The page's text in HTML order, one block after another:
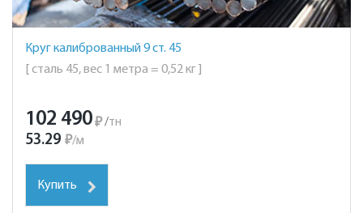
Круг калиброванный 9 ст. 45
[ сталь 45, вес 1 метра = 0,52 кг ]
102 490₽ /тн
53.29 ₽/м
Купить